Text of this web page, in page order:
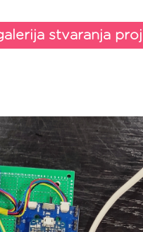
stvaranja